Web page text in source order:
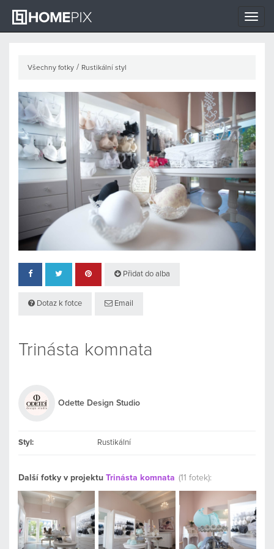
Toggle
Všechny fotky / Rustikální styl
Přidat do alba
Dotaz k fotce Email
Trinásta komnata
Odette Design Studio
Styl: Rustikální
Další fotky v projektu Trinásta komnata (11 fotek):